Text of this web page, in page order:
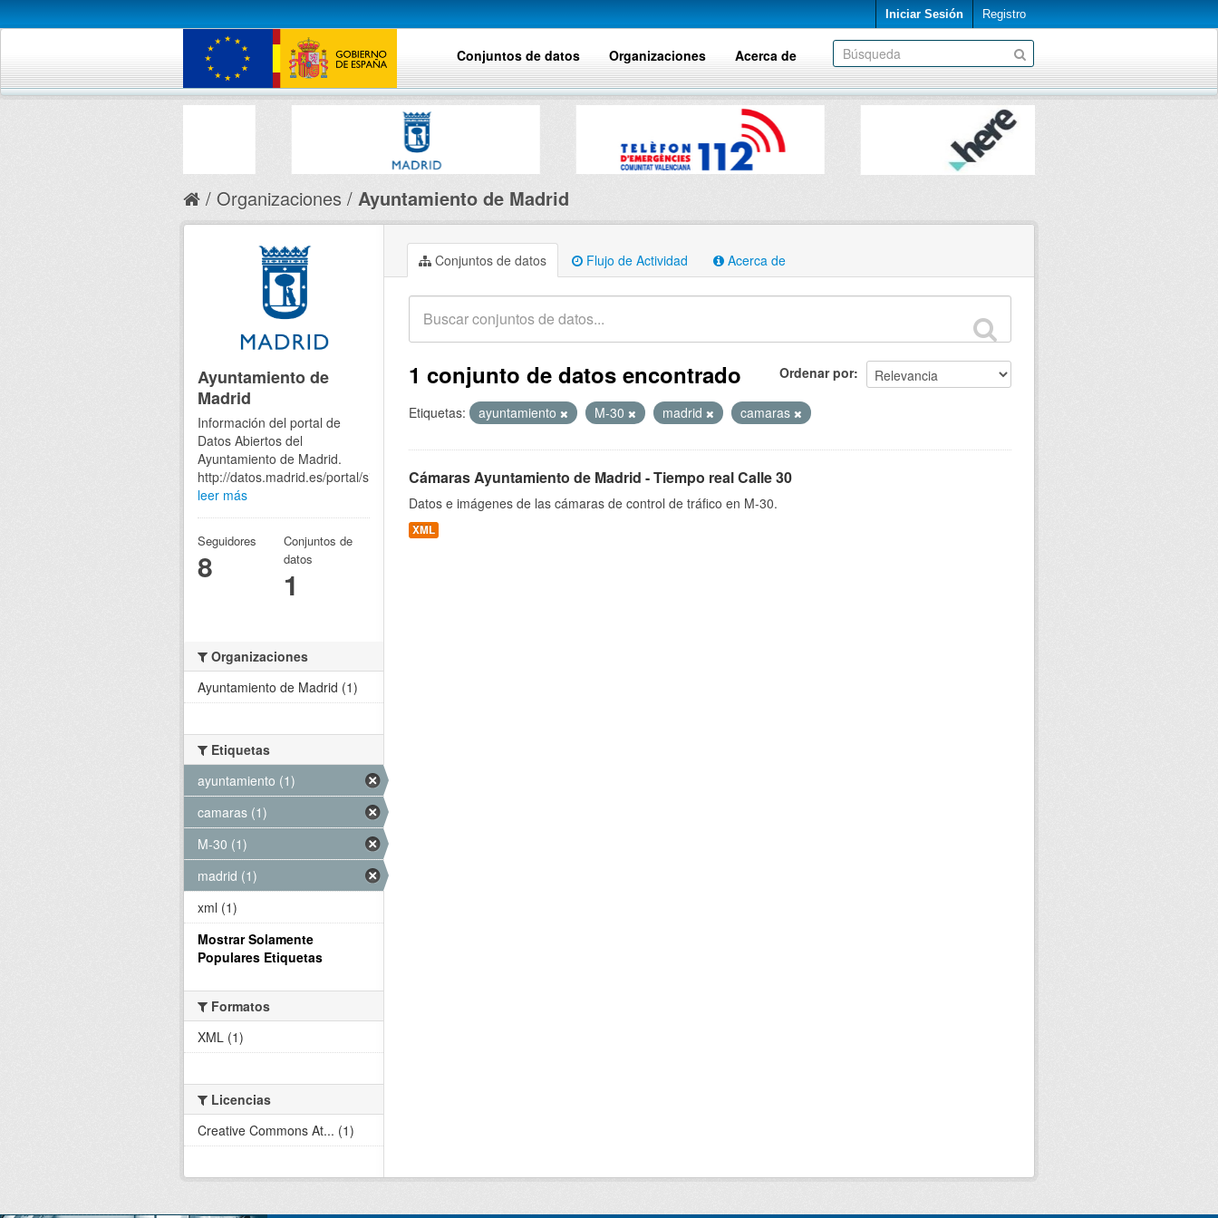
Iniciar Sesión Registro
Conjuntos de datos Organizaciones Acerca de
Organizaciones Ayuntamiento de Madrid
Conjuntos de datos Flujo de Actividad Acerca de
Ordenar por
1 conjunto de datos encontrado
Etiquetas: ayuntamiento M-30 madrid camaras
Cámaras Ayuntamiento de Madrid - Tiempo real Calle 30
Datos e imágenes de las cámaras de control de tráfico en M-30.
XML
Ayuntamiento de
Madrid
Información del portal de
Datos Abiertos del
Ayuntamiento de Madrid.
http://datos.madrid.es/portal/site/egob
leer más
Seguidores
8
Conjuntos de
datos
1
Organizaciones
Ayuntamiento de Madrid (1)
Etiquetas
ayuntamiento (1)
camaras (1)
M-30 (1)
madrid (1)
xml (1)
Mostrar Solamente
Populares Etiquetas
Formatos
XML (1)
Licencias
Creative Commons At... (1)